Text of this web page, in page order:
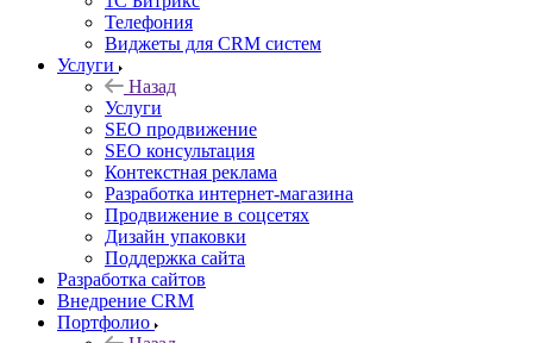
Телефония
Виджеты для CRM cистем
Услуги
Назад
Услуги
SEO продвижение
SEO консультация
Контекстная реклама
Разработка интернет-магазина
Продвижение в соцсетях
Дизайн упаковки
Поддержка сайта
Разработка сайтов
Внедрение CRM
Портфолио